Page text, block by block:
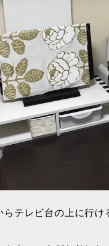
テレビ台の上に行け